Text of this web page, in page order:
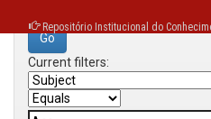
Repositório Institucional do
Current filters: